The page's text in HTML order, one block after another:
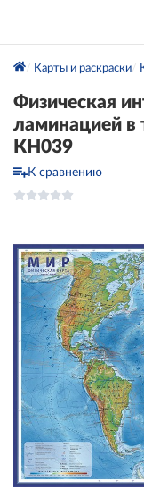
Карты и раскраски
Физическая
ламинацией в
КН039
К сравнению